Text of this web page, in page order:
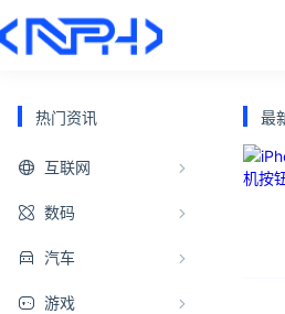
热门资讯
互联网
数码
汽车
游戏
最